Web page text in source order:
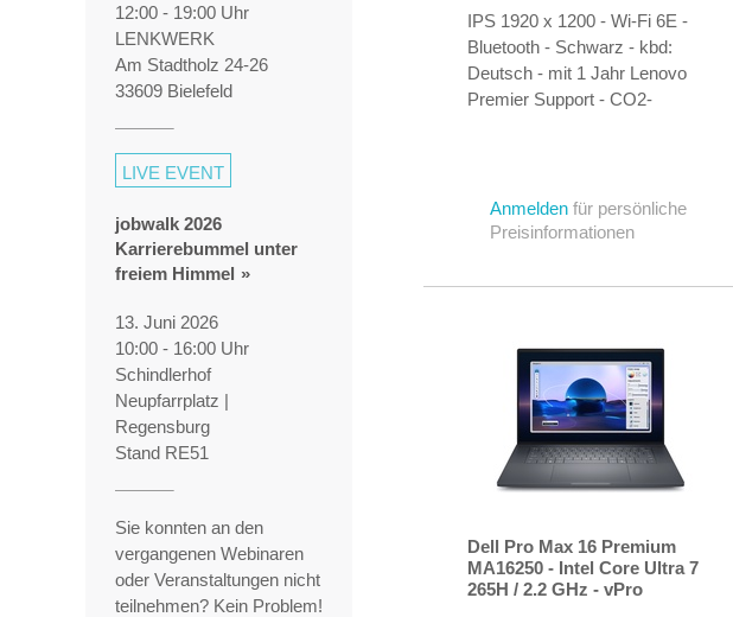
Ada - 32 GB RAM - 1 TB SSD
TCG Opal Encryption 2,
NVMe, Performance - 40.6 cm
(16")
IPS 1920 x 1200 - Wi-Fi 6E -
Bluetooth - Schwarz - kbd:
Deutsch - mit 1 Jahr Lenovo
Premier Support - CO2-
Anmelden für persönliche
Preisinformationen
Dell Pro Max 16 Premium
MA16250 - Intel Core Ultra 7
265H / 2.2 GHz - vPro
12:00 - 19:00 Uhr
LENKWERK
Am Stadtholz 24-26
33609 Bielefeld
LIVE EVENT
jobwalk 2026
Karrierebummel unter
freiem Himmel
13. Juni 2026
10:00 - 16:00 Uhr
Schindlerhof
Neupfarrplatz |
Regensburg
Stand RE51
Sie konnten an den
vergangenen Webinaren
oder Veranstaltungen nicht
teilnehmen? Kein Problem!